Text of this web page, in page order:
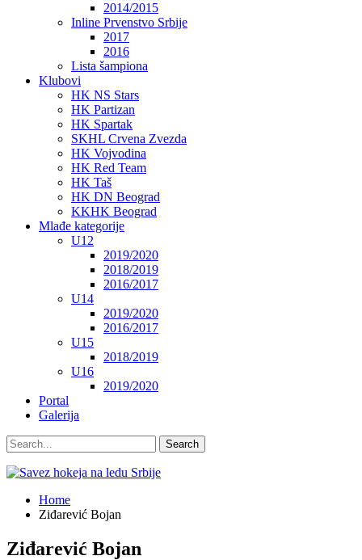
2014/2015
Inline Prvenstvo Srbije
2017
2016
Lista šampiona
Klubovi
HK NS Stars
HK Partizan
HK Spartak
SKHL Crvena Zvezda
HK Vojvodina
HK Red Team
HK Taš
HK DN Beograd
KKHK Beograd
Mlađe kategorije
U12
2019/2020
2018/2019
2016/2017
U14
2019/2020
2016/2017
U15
2018/2019
U16
2019/2020
Portal
Galerija
Home
Ziđarević Bojan
Ziđarević Bojan